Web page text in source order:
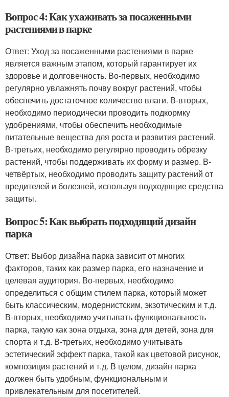
Вопрос 4: Как ухаживать за посаженными
растениями в парке
Ответ: Уход за посаженными растениями в парке
является важным этапом, который гарантирует их
здоровье и долговечность. Во-первых, необходимо
регулярно увлажнять почву вокруг растений, чтобы
обеспечить достаточное количество влаги. В-вторых,
необходимо периодически проводить подкормку
удобрениями, чтобы обеспечить необходимые
питательные вещества для роста и развития растений.
В-третьих, необходимо регулярно проводить обрезку
растений, чтобы поддерживать их форму и размер. В-
четвёртых, необходимо проводить защиту растений от
вредителей и болезней, используя подходящие средства
защиты.
Вопрос 5: Как выбрать подходящий дизайн
парка
Ответ: Выбор дизайна парка зависит от многих
факторов, таких как размер парка, его назначение и
целевая аудитория. Во-первых, необходимо
определиться с общим стилем парка, который может
быть классическим, модернистским, экзотическим и т.д.
В-вторых, необходимо учитывать функциональность
парка, такую как зона отдыха, зона для детей, зона для
спорта и т.д. В-третьих, необходимо учитывать
эстетический эффект парка, такой как цветовой рисунок,
композиция растений и т.д. В целом, дизайн парка
должен быть удобным, функциональным и
привлекательным для посетителей.